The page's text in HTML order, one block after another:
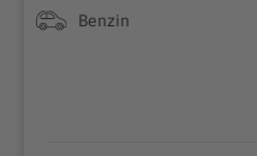
Benzin